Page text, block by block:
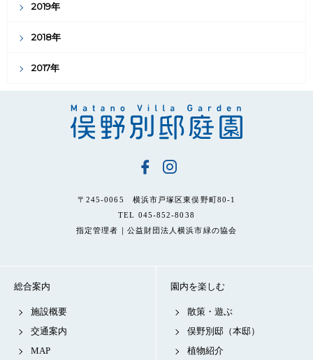
2019年
2018年
2017年
〒245-0065 横浜市戸塚区東俣野町80-1
TEL 045-852-8038
指定管理者｜公益財団法人横浜市緑の協会
総合案内
施設概要
交通案内
MAP
園内を楽しむ
散策・遊ぶ
俣野別邸（本邸）
植物紹介